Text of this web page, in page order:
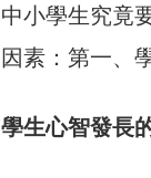
中小學生究竟
因素：第一、
學生心智發長